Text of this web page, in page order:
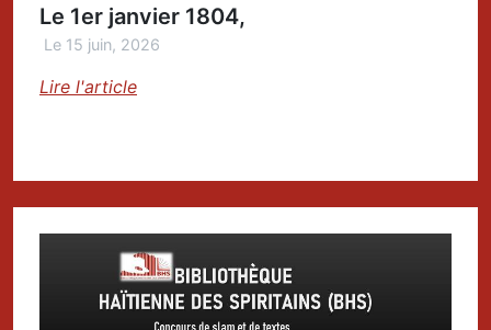
Le 1er janvier 1804,
Le 15 juin, 2026
Lire l'article